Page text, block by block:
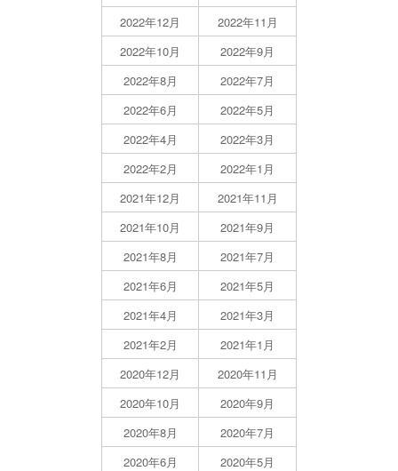
2022年12月
2022年11月
2022年10月
2022年9月
2022年8月
2022年7月
2022年6月
2022年5月
2022年4月
2022年3月
2022年2月
2022年1月
2021年12月
2021年11月
2021年10月
2021年9月
2021年8月
2021年7月
2021年6月
2021年5月
2021年4月
2021年3月
2021年2月
2021年1月
2020年12月
2020年11月
2020年10月
2020年9月
2020年8月
2020年7月
2020年6月
2020年5月